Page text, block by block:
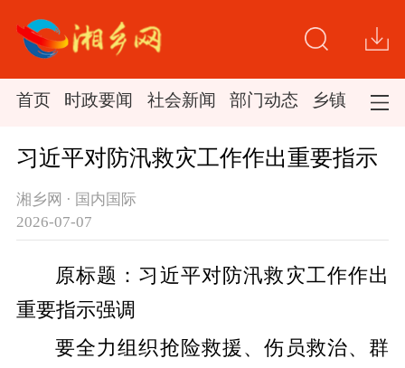
首页 时政要闻 社会新闻 部门动态 乡镇新闻
习近平对防汛救灾工作作出重要指示
湘乡网 · 国内国际
2026-07-07
原标题：习近平对防汛救灾工作作出
重要指示强调
要全力组织抢险救援、伤员救治、群